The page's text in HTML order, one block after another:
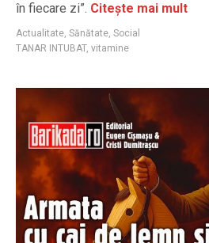
în fiecare zi”. Citește mai mult
Actualitate, Sănătate, Social
TANAR INTUBAT, vitamine